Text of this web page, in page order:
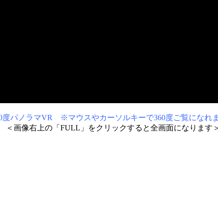
パノラマVR ※マウスやカーソルキーで360度ご覧になれま
画像右上の「FULL」をクリックすると全画面になります＞